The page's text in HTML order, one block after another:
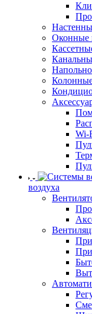
Оконные
Wi-
воздуха